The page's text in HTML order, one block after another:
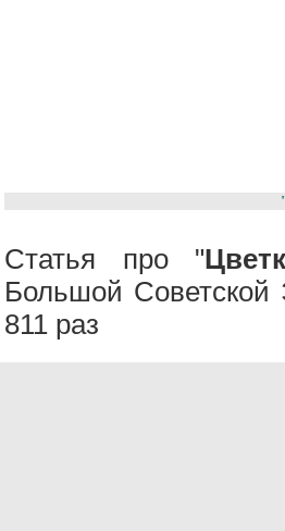
Статья про "
Большой Советской
811 раз